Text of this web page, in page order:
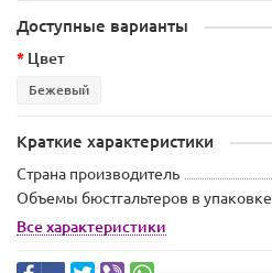
Доступные варианты
Цвет
Бежевый
Краткие характеристики
Страна производитель
Объемы бюстгальтеров в упаковке
Все характеристики